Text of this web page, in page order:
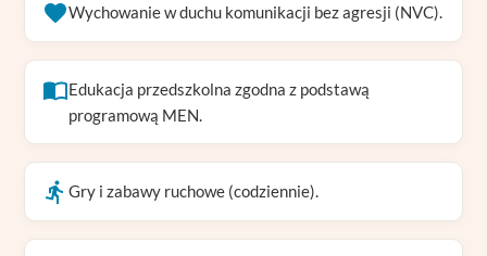
Wychowanie w duchu komunikacji bez agresji (NVC).
Edukacja przedszkolna zgodna z podstawą
programową MEN.
Gry i zabawy ruchowe (codziennie).